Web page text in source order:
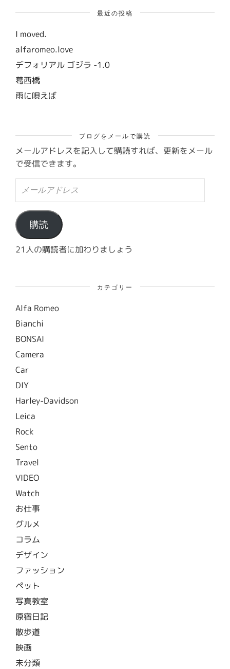
最近の投稿
I moved.
alfaromeo.love
デフォリアル ゴジラ -1.0
葛西橋
雨に唄えば
ブログをメールで購読
メールアドレスを記入して購読すれば、更新をメール
で受信できます。
ル
ア
ド
レ
ス
購読
21人の購読者に加わりましょう
カテゴリー
Alfa Romeo
Bianchi
BONSAI
Camera
Car
DIY
Harley-Davidson
Leica
Rock
Sento
Travel
VIDEO
Watch
お仕事
グルメ
コラム
デザイン
ファッション
ペット
写真教室
原宿日記
散歩道
映画
未分類